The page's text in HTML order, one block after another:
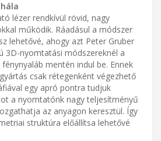
lézer rendkívül rövid, nagy
működik. Ráadásul a módszer
lehetővé, ahogy azt Peter Gruber
3D-nyomtatási módszereknél a
mentén indul be. Ennek
csak rétegenként végezhető
egy apró pontra tudjuk
a nyomtatónk nagy teljesítményű
az anyagon keresztül. Így
struktúra előállítsa lehetővé